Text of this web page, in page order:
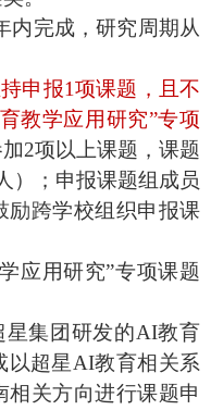
内完成，研究周期从
申报1项课题，且不
教学应用研究”专项
2项以上课题，课题
）；申报课题组成员
励跨学校组织申报课
应用研究”专项课题
星集团研发的AI教育
以超星AI教育相关系
关方向进行课题申